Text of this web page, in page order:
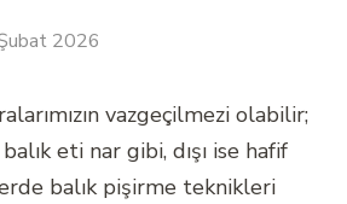
2026
vazgeçilmezi olabilir;
eti nar gibi, dışı ise hafif
balık pişirme teknikleri